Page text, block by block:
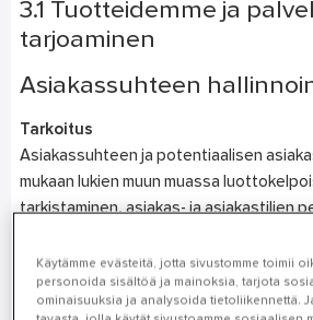
3.1 Tuotteidemme ja
tarjoaminen
Asiakassuhteen
Tarkoitus
Asiakassuhteen ja potentiaalisen
mukaan lukien muun muassa
tarkistaminen, asiakas- ja asiakastilien
Henkilötietoryhmät
Henkilötunnistetiedot, yhteystiedot, tili-
Käytämme evästeitä, jotta sivustomme toimii
personoida sisältöä ja mainoksia, tarjota
ominaisuuksia ja analysoida tietoliikennettä.